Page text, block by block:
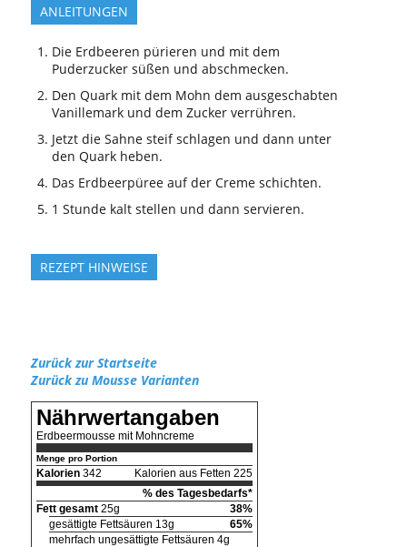
ANLEITUNGEN
Die Erdbeeren pürieren und mit dem
Puderzucker süßen und abschmecken.
Den Quark mit dem Mohn dem ausgeschabten
Vanillemark und dem Zucker verrühren.
Jetzt die Sahne steif schlagen und dann unter
den Quark heben.
Das Erdbeerpüree auf der Creme schichten.
1 Stunde kalt stellen und dann servieren.
REZEPT HINWEISE
Zurück zur Startseite
Zurück zu Mousse Varianten
Nährwertangaben
Erdbeermousse mit Mohncreme
Menge pro Portion
Kalorien 342
Kalorien aus Fetten 225
% des Tagesbedarfs*
Fett gesamt 25g
38%
gesättigte Fettsäuren 13g
65%
mehrfach ungesättigte Fettsäuren 4g